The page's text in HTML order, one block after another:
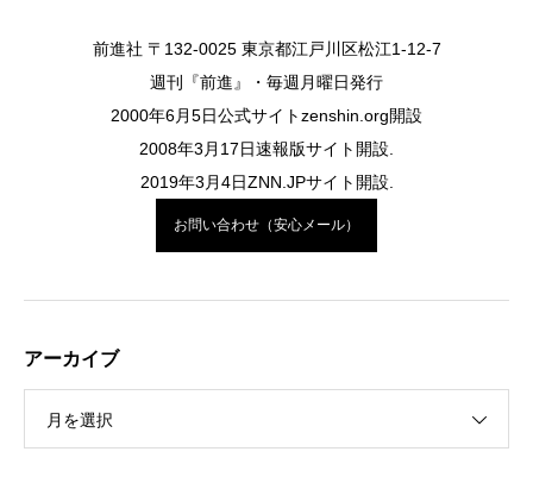
前進社 〒132-0025 東京都江戸川区松江1-12-7
週刊『前進』・毎週月曜日発行
2000年6月5日公式サイトzenshin.org開設
2008年3月17日速報版サイト開設.
2019年3月4日ZNN.JPサイト開設.
お問い合わせ（安心メール）
アーカイブ
月を選択